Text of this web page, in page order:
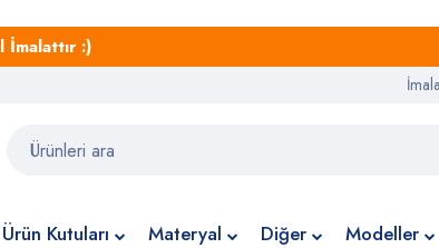
İmalattır :)
Ürün Kutuları Materyal Diğer Modeller